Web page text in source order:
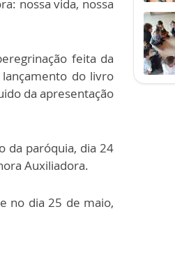
nossa vida, nossa
feita da
do livro
da apresentação
da paróquia, dia 24
Auxiliadora.
no dia 25 de maio,